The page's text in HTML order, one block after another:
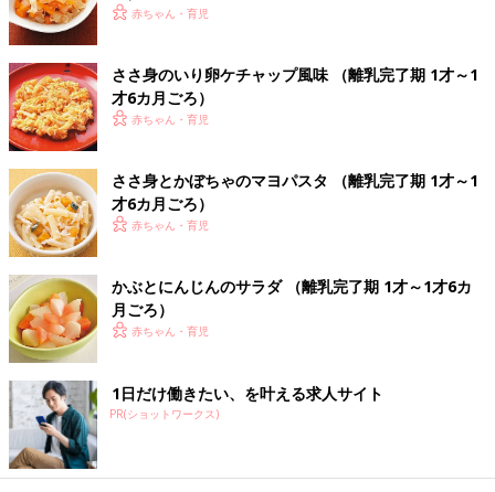
離乳食7,8ヶ月ごろにおすすめ、「鶏グリーン
ピースコーンうどん」レシピをご紹介。 のっけ
紹介。赤ちゃんが食べやすい“うどん”メニュー
は、マンネリ防止にも最適です。クリームコー
ンは、調理もラクで、味もまろやかになる優秀
食材です。ぜひ使ってみて。
ひき肉とほうれん草の煮込みうどん 作
煮込みうどん
離乳食中期 7～8ヶ月・もぐもぐ期 の離乳食レシピをもっとみる
たまひよの離乳食の本
赤ちゃん・育児
ささ身のいり卵ケチャップ風味 （離乳完了期 1才～1
才6カ月ごろ）
赤ちゃん・育児
ささ身とかぼちゃのマヨパスタ （離乳完了期 1才～1
才6カ月ごろ）
赤ちゃん・育児
かぶとにんじんのサラダ （離乳完了期 1才～1才6カ
月ごろ）
赤ちゃん・育児
1日だけ働きたい、を叶える求人サイト
PR(ショットワークス)